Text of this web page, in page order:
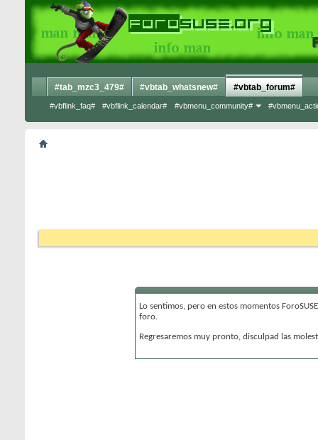
#tab_mzc3_479# #vbtab_whatsnew# #vbtab_forum#
#vbflink_faq# #vbflink_calendar# #vbmenu_community#
Lo sentimos, pero en estos momentos
foro.
Regresaremos muy pronto, disculpad las